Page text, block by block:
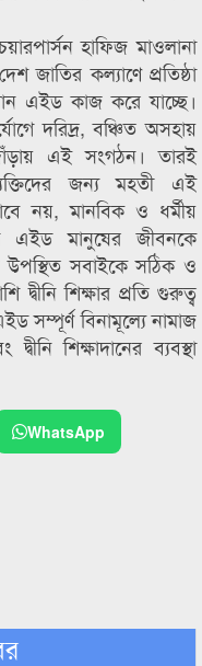
হাফিজ মাওলানা
কল্যাণে প্রতিষ্ঠা
এইড কাজ করে যাচ্ছে।
দরিদ্র, বঞ্চিত অসহায়
এই সংগঠন। তারই
জন্য মহতী এই
নয়, মানবিক ও ধর্মীয়
এইড মানুষের জীবনকে
উপস্থিত সবাইকে সঠিক ও
শিক্ষার প্রতি গুরুত্ব
বিনামূল্যে নামাজ
শিক্ষাদানের ব্যবস্থা
WhatsApp